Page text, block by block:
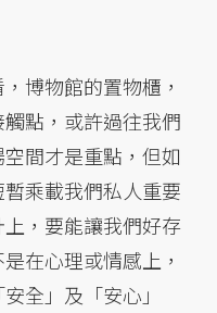
博物館的置物櫃，
點，或許過往我們
間才是重點，但如
乘載我們私人重要
，要能讓我們好存
在心理或情感上，
全」及「安心」